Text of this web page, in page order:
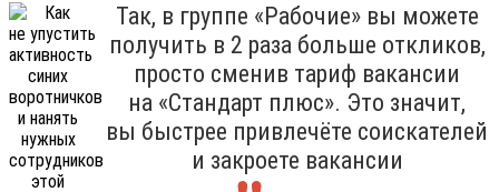
Так, в группе «Рабочие» вы можете
получить в 2 раза больше откликов,
просто сменив тариф вакансии
на «Стандарт плюс». Это значит,
вы быстрее привлечёте соискателей
и закроете вакансии